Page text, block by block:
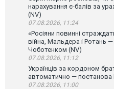
нарахування є-балів за
(NV)
07.08.2026, 11:24
«Росіяни повинні
війна, Мальдера і Ротань
Чоботенком (NV)
07.08.2026, 11:12
Українців за кордоном
автоматично — постанова
07.08.2026, 11:00